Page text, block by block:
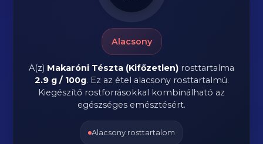
Alacsony
A(z) Makaróni Tészta (Kifőzetlen) rosttartalma
2.9 g / 100g. Ez az étel alacsony rosttartalmú.
Kiegészítő rostforrásokkal kombinálható az
egészséges emésztésért.
Alacsony rosttartalom